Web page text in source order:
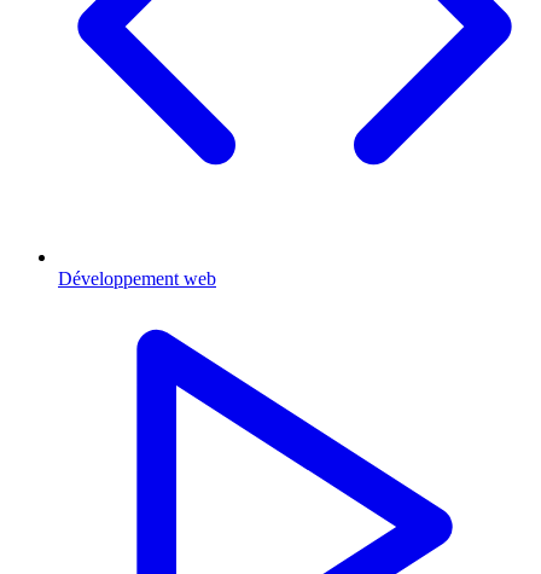
Développement web